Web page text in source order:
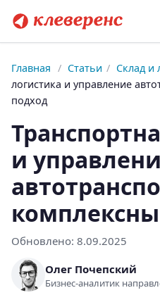
Главная / Статьи / Склад и
логистика и управление
подход
и
Обновлено: 8.09.2025
Олег Почепский
Бизнес-аналитик